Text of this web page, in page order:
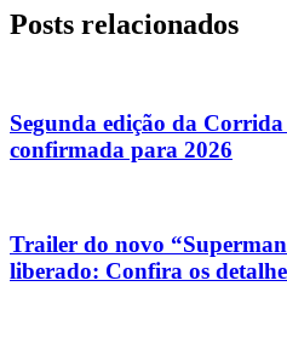
Posts relacionados
Segunda edição da Corrida
confirmada para 2026
Trailer do novo
liberado: Confira os